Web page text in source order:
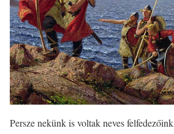
Persze nekünk is voltak neves felfedezőink